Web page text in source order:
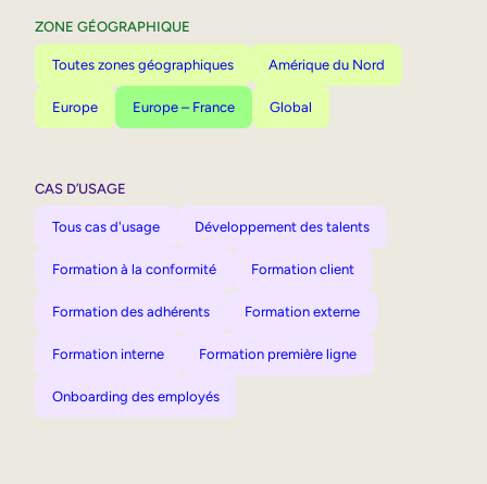
ZONE GÉOGRAPHIQUE
Toutes zones géographiques Amérique du Nord
Europe Europe – France Global
CAS D’USAGE
Tous cas d'usage Développement des talents
Formation à la conformité Formation client
Formation des adhérents Formation externe
Formation interne Formation première ligne
Onboarding des employés